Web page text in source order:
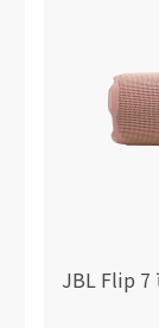
JBL Flip 7